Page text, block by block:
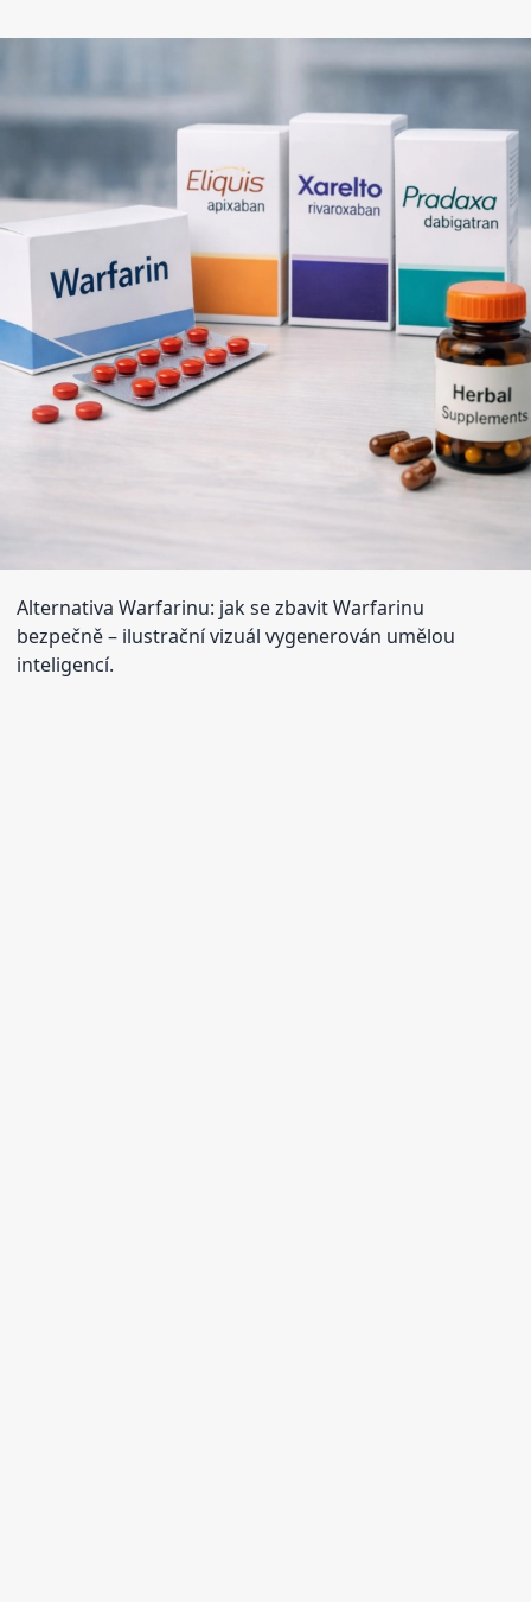
Alternativa Warfarinu: jak se zbavit Warfarinu
bezpečně– ilustrační vizuál vygenerován umělou
inteligencí.